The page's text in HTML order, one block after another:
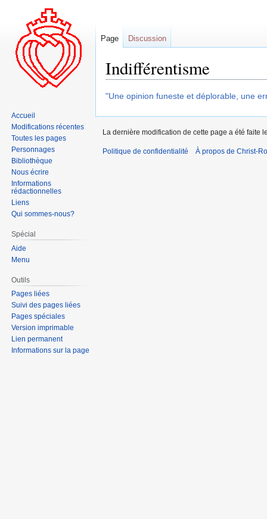
Indifférentisme
Aller
navigation
Aller
recherche
"Une opinion funeste et déplorable, une
Page Discussion
Accueil
Modifications récentes
Toutes les pages
Personnages
Bibliothèque
Nous écrire
Informations
rédactionnelles
Liens
Qui sommes-nous?
Spécial
Aide
Menu
Outils
Pages liées
Suivi des pages liées
Pages spéciales
Version imprimable
Lien permanent
Informations sur la page
La dernière modification de cette page a été faite
Politique de confidentialité À propos de Christ-